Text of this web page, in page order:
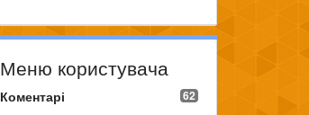
Меню користувача
62
Коментарі